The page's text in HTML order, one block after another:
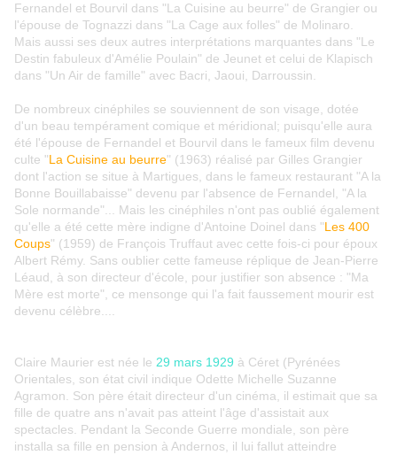
Fernandel et Bourvil dans "La Cuisine au beurre" de Grangier ou
l'épouse de Tognazzi dans "La Cage aux folles" de Molinaro.
Mais aussi ses deux autres interprétations marquantes dans "Le
Destin fabuleux d'Amélie Poulain" de Jeunet et celui de Klapisch
dans "Un Air de famille" avec Bacri, Jaoui, Darroussin.
De nombreux cinéphiles se souviennent de son visage, dotée
d'un beau tempérament comique et méridional; puisqu'elle aura
été l'épouse de Fernandel et Bourvil dans le fameux film devenu
culte "La Cuisine au beurre" (1963) réalisé par Gilles Grangier
dont l'action se situe à Martigues, dans le fameux restaurant "A la
Bonne Bouillabaisse" devenu par l'absence de Fernandel, "A la
Sole normande"... Mais les cinéphiles n'ont pas oublié également
qu'elle a été cette mère indigne d'Antoine Doinel dans "Les 400
Coups" (1959) de François Truffaut avec cette fois-ci pour époux
Albert Rémy. Sans oublier cette fameuse réplique de Jean-Pierre
Léaud, à son directeur d'école, pour justifier son absence : "Ma
Mère est morte", ce mensonge qui l'a fait faussement mourir est
devenu célèbre....
Claire Maurier est née le 29 mars 1929 à Céret (Pyrénées
Orientales, son état civil indique Odette Michelle Suzanne
Agramon. Son père était directeur d'un cinéma, il estimait que sa
fille de quatre ans n'avait pas atteint l'âge d'assistait aux
spectacles. Pendant la Seconde Guerre mondiale, son père
installa sa fille en pension à Andernos, il lui fallut atteindre